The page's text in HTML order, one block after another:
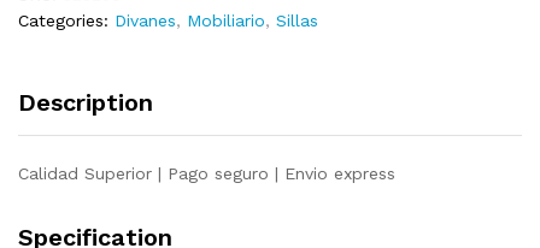
negro
Categories: Divanes, Mobiliario, Sillas
Description
Calidad Superior | Pago seguro | Envio express
Specification